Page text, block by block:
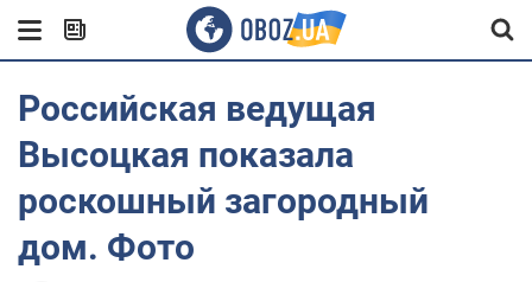
Российская ведущая
Высоцкая показала
роскошный загородный
дом. Фото